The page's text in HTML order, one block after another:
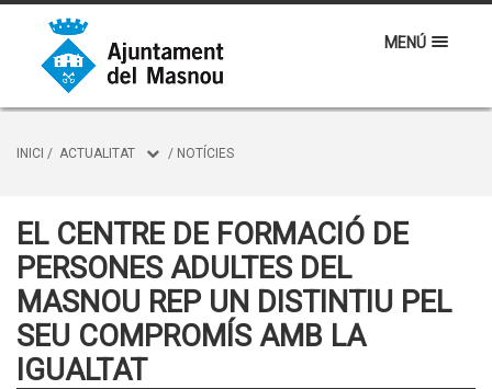
MENÚ
INICI / ACTUALITAT / NOTÍCIES
EL CENTRE DE FORMACIÓ DE
PERSONES ADULTES DEL
MASNOU REP UN DISTINTIU PEL
SEU COMPROMÍS AMB LA
IGUALTAT